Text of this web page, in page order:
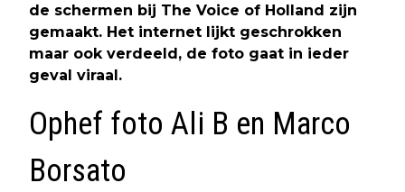
de schermen bij The Voice of Holland zijn
gemaakt. Het internet lijkt geschrokken
maar ook verdeeld, de foto gaat in ieder
geval viraal.
Ophef foto Ali B en Marco
Borsato